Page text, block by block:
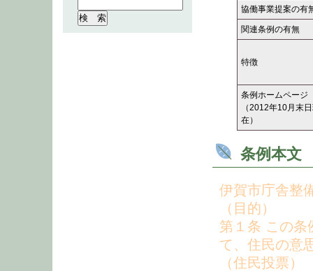
協働事業提案の有
関連条例の有無
特徴
条例ホームページ
（2012年10月末
在）
条例本文
伊賀市庁舎整
（目的）
第１条 この条
て、住民の意
（住民投票）